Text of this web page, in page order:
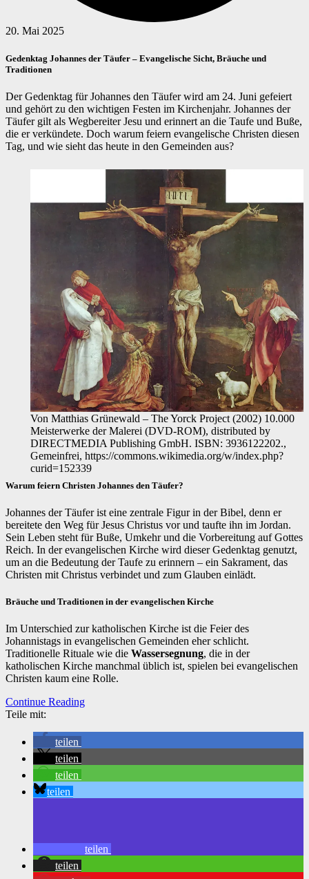
20. Mai 2025
Gedenktag Johannes der Täufer – Evangelische Sicht, Bräuche und
Traditionen
Der Gedenktag für Johannes den Täufer wird am 24. Juni gefeiert
und gehört zu den wichtigen Festen im Kirchenjahr. Johannes der
Täufer gilt als Wegbereiter Jesu und erinnert an die Taufe und Buße,
die er verkündete. Doch warum feiern evangelische Christen diesen
Tag, und wie sieht das heute in den Gemeinden aus?
Von Matthias Grünewald – The Yorck Project (2002) 10.000
Meisterwerke der Malerei (DVD-ROM), distributed by
DIRECTMEDIA Publishing GmbH. ISBN: 3936122202.,
Gemeinfrei, https://commons.wikimedia.org/w/index.php?
curid=152339
Warum feiern Christen Johannes den Täufer?
Johannes der Täufer ist eine zentrale Figur in der Bibel, denn er
bereitete den Weg für Jesus Christus vor und taufte ihn im Jordan.
Sein Leben steht für Buße, Umkehr und die Vorbereitung auf Gottes
Reich. In der evangelischen Kirche wird dieser Gedenktag genutzt,
um an die Bedeutung der Taufe zu erinnern – ein Sakrament, das
Christen mit Christus verbindet und zum Glauben einlädt.
Bräuche und Traditionen in der evangelischen Kirche
Im Unterschied zur katholischen Kirche ist die Feier des
Johannistags in evangelischen Gemeinden eher schlicht.
Traditionelle Rituale wie die Wassersegnung, die in der
katholischen Kirche manchmal üblich ist, spielen bei evangelischen
Christen kaum eine Rolle.
Continue Reading
Teile mit:
teilen
teilen
teilen
teilen
teilen
teilen